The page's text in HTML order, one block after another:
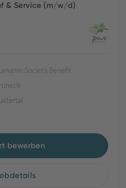
& Service (m/w/d)
Società Benefit
bewerben